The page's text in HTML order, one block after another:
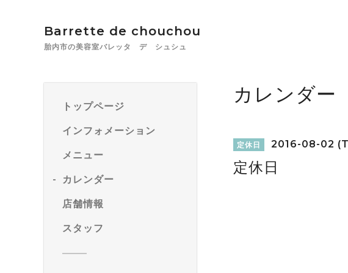
Barrette de chouchou
胎内市の美容室バレッタ デ シュシュ
トップページ
インフォメーション
メニュー
カレンダー
店舗情報
スタッフ
カレンダー
定休日 2016-08-02
定休日